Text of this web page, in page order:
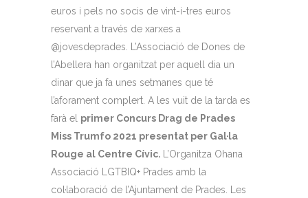
euros i pels no socis de vint-i-tres euros
reservant a través de xarxes a
@jovesdeprades. L’Associació de Dones de
l’Abellera han organitzat per aquell dia un
dinar que ja fa unes setmanes que té
l’aforament complert. A les vuit de la tarda es
farà el primer Concurs Drag de Prades
Miss Trumfo 2021 presentat per Gal·la
Rouge al Centre Cívic.
L’Organitza Ohana
Associació LGTBIQ+ Prades amb la
col·laboració de l’Ajuntament de Prades. Les